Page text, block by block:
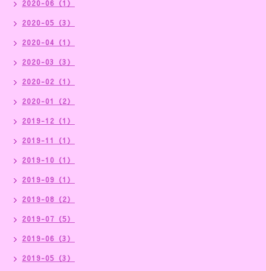
2020-06（1）
2020-05（3）
2020-04（1）
2020-03（3）
2020-02（1）
2020-01（2）
2019-12（1）
2019-11（1）
2019-10（1）
2019-09（1）
2019-08（2）
2019-07（5）
2019-06（3）
2019-05（3）